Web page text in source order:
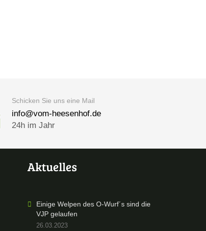
Schicken Sie uns eine Mail
info@vom-heesenhof.de
24h im Jahr
Aktuelles
Einige Welpen des O-Wurf´s sind die
VJP gelaufen
26.03.2023